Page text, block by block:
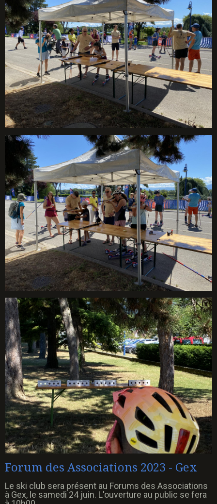
Forum des Associations 2023 - Gex
Le ski club sera présent au Forums des Associations
à Gex, le samedi 24 juin. L'ouverture au public se fera